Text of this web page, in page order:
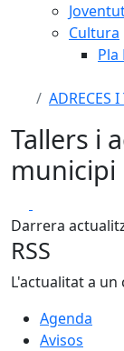
Cultura
Pla
ADRECES
Tallers i
municipi
Darrera
RSS
L'actualitat a un
Agenda
Avisos